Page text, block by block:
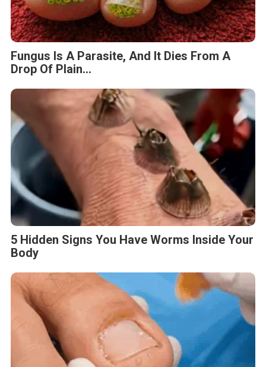
Fungus Is A Parasite, And It Dies From A
Drop Of Plain...
5 Hidden Signs You Have Worms Inside Your
Body